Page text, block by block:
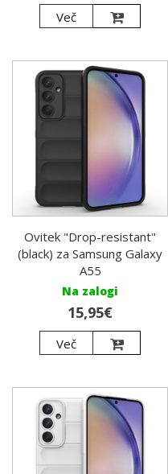
Več
Ovitek "Drop-resistant"
(black) za Samsung Galaxy
A55
Na zalogi
15,95€
Več